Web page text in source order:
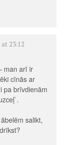
23:12
man arī ir
cīnās ar
pa brīvdienām
salikt,